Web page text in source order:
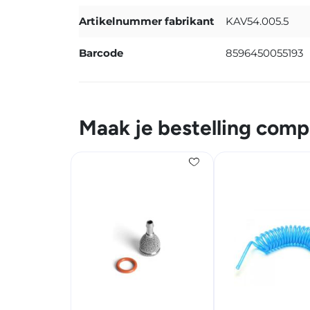
Artikelnummer fabrikant KAV54.005.5
Barcode 8596450055193
Maak je bestelling